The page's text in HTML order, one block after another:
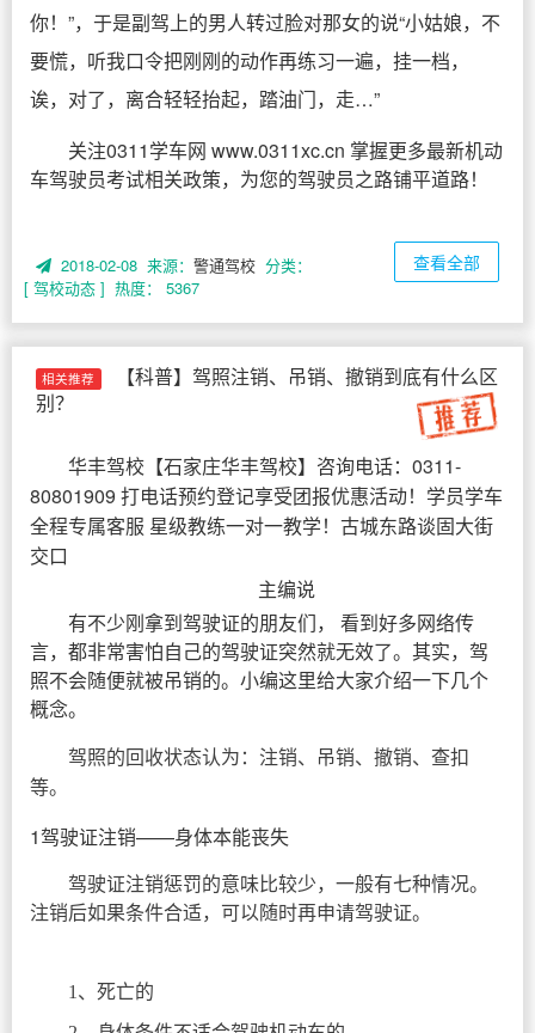
你！”，于是副驾上的男人转过脸对那女的说“小姑娘，不
要慌，听我口令把刚刚的动作再练习一遍，挂一档，
诶，对了，离合轻轻抬起，踏油门，走…”
关注0311学车网 www.0311xc.cn 掌握更多最新机动
车驾驶员考试相关政策，为您的驾驶员之路铺平道路！
2018-02-08 来源：警通驾校 分类：
[ 驾校动态 ] 热度： 5367
查看全部
相关推荐
【科普】驾照注销、吊销、撤销到底有什么区
别？
华丰驾校 【石家庄华丰驾校】咨询电话：0311-
80801909 打电话预约登记享受团报优惠活动！学员学车
全程专属客服 星级教练一对一教学！古城东路谈固大街
交口
主编说
有不少刚拿到驾驶证的朋友们， 看到好多网络传
言，都非常害怕自己的驾驶证突然就无效了。其实，驾
照不会随便就被吊销的。小编这里给大家介绍一下几个
概念。
驾照的回收状态认为：注销、吊销、撤销、查扣
等。
1驾驶证注销——身体本能丧失
驾驶证注销惩罚的意味比较少，一般有七种情况。
注销后如果条件合适，可以随时再申请驾驶证。
1、死亡的